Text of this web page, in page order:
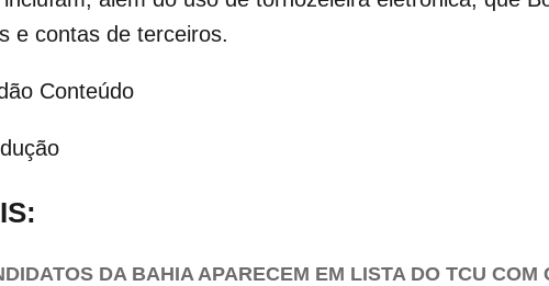
e contas de terceiros.
Conteúdo
DA BAHIA APARECEM EM LISTA DO TCU